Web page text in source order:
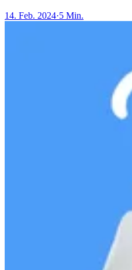
14. Feb. 2024·5 Min.